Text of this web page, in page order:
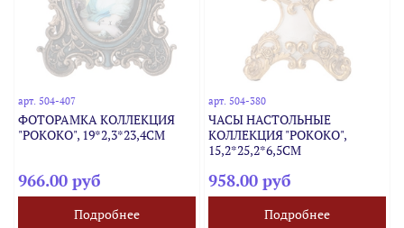
арт.504-407
ФОТОРАМКА КОЛЛЕКЦИЯ
"РОКОКО", 19*2,3*23,4CM
966.00 руб
Подробнее
арт. 504-380
ЧАСЫ НАСТОЛЬНЫЕ
КОЛЛЕКЦИЯ "РОКОКО",
15,2*25,2*6,5CM
958.00 руб
Подробнее